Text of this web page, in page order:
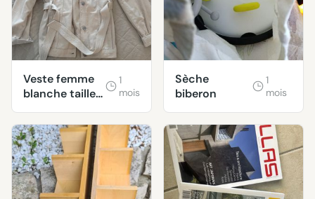
Veste femme
blanche taille
36
1
mois
Sèche
biberon
1
mois